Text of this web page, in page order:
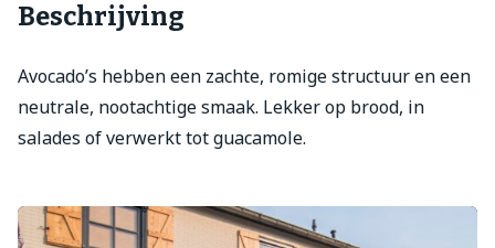
Beschrijving
Avocado’s hebben een zachte, romige structuur en een
neutrale, nootachtige smaak. Lekker op brood, in
salades of verwerkt tot guacamole.